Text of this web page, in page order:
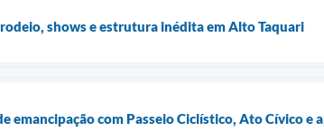
shows e estrutura inédita em Alto Taquari
emancipação com Passeio Ciclístico, Ato Cívico e